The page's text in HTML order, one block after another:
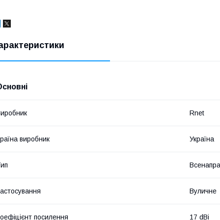
Rnet
виробник Україна
Вуличне
посилення 17 dBi